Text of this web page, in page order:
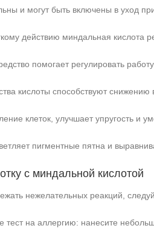
и могут быть включены в уход
действию миндальная кислота
помогает регулировать
кислоты способствуют
клеток, улучшает упругость и
пигментные пятна и
с миндальной кислотой
нежелательных реакций,
на аллергию: нанесите